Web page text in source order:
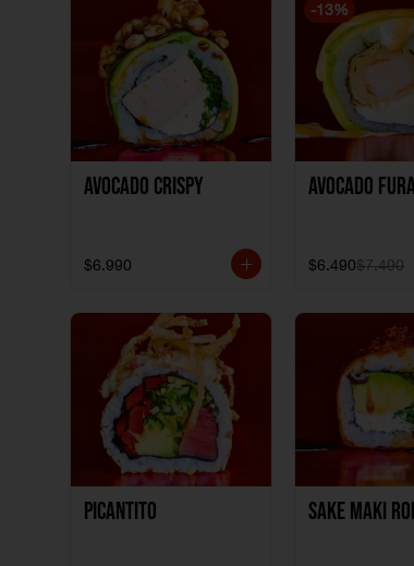
Avocado Crispy
$6.990
-13%
Avocado
$6.490$7.490
Picantito Sake Maki